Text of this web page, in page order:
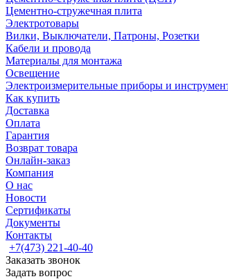
Цементно-стружечная плита
Электротовары
Вилки, Выключатели, Патроны, Розетки
Кабели и провода
Материалы для монтажа
Освещение
Электроизмерительные приборы и
Как купить
Доставка
Оплата
Гарантия
Возврат товара
Онлайн-заказ
Компания
О нас
Новости
Сертификаты
Документы
Контакты
+7(473) 221-40-40
Заказать звонок
Задать вопрос